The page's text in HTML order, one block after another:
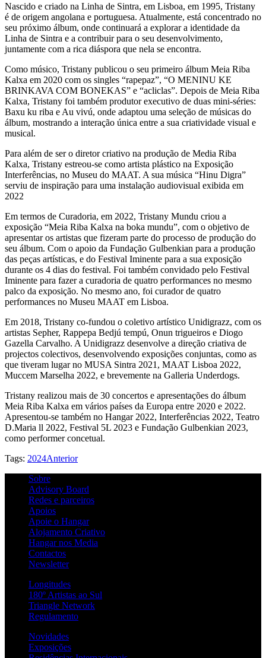
Nascido e criado na Linha de Sintra, em Lisboa, em 1995, Tristany
é de origem angolana e portuguesa. Atualmente, está concentrado no
seu próximo álbum, onde continuará a explorar a identidade da
Linha de Sintra e a contribuir para o seu desenvolvimento,
juntamente com a rica diáspora que nela se encontra.
Como músico, Tristany publicou o seu primeiro álbum Meia Riba
Kalxa em 2020 com os singles “rapepaz”, “O MENINU KE
BRINKAVA COM BONEKAS” e “acliclas”. Depois de Meia Riba
Kalxa, Tristany foi também produtor executivo de duas mini-séries:
Baxu ku riba e Au vivú, onde adaptou uma seleção de músicas do
álbum, mostrando a interação única entre a sua criatividade visual e
musical.
Para além de ser o diretor criativo na produção de Media Riba
Kalxa, Tristany estreou-se como artista plástico na Exposição
Interferências, no Museu do MAAT. A sua música “Hinu Digra”
serviu de inspiração para uma instalação audiovisual exibida em
2022
Em termos de Curadoria, em 2022, Tristany Mundu criou a
exposição “Meia Riba Kalxa na boka mundu”, com o objetivo de
apresentar os artistas que fizeram parte do processo de produção do
seu álbum. Com o apoio da Fundação Gulbenkian para a produção
das peças artísticas, e do Festival Iminente para a sua exposição
durante os 4 dias do festival. Foi também convidado pelo Festival
Iminente para fazer a curadoria de quatro performances no mesmo
palco da exposição. No mesmo ano, foi curador de quatro
performances no Museu MAAT em Lisboa.
Em 2018, Tristany co-fundou o coletivo artístico Unidigrazz, com os
artistas Sepher, Rappepa Bedjú tempú, Onun trigueiros e Diogo
Gazella Carvalho. A Unidigrazz desenvolve a direção criativa de
projectos colectivos, desenvolvendo exposições conjuntas, como as
que tiveram lugar no MUSA Sintra 2021, MAAT Lisboa 2022,
Muccem Marselha 2022, e brevemente na Galleria Underdogs.
Tristany realizou mais de 30 concertos e apresentações do álbum
Meia Riba Kalxa em vários países da Europa entre 2020 e 2022.
Apresentou-se também no Hangar 2022, Interferências 2022, Teatro
D.Maria ll 2022, Festival 5L 2023 e Fundação Gulbenkian 2023,
como performer concetual.
Tags: 2024Anterior
Sobre
Advisory Board
Redes e parceiros
Apoios
Apoie o Hangar
Alojamento Criativo
Hangar nos Media
Contactos
Newsletter
Longitudes
180º Artistas ao Sul
Triangle Network
Regulamento
Novidades
Exposições